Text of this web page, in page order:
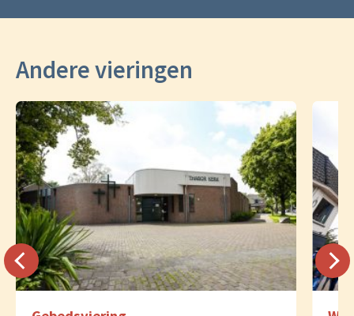
Andere vieringen